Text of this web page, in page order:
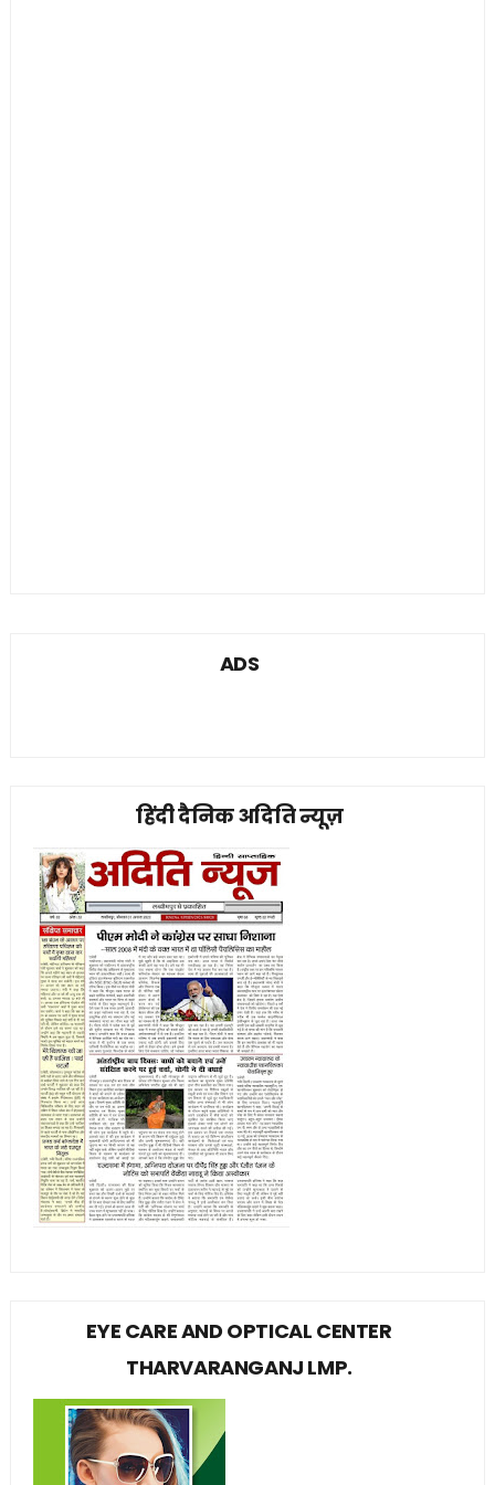
ADS
हिंदी दैनिक अदिति न्यूज़
EYE CARE AND OPTICAL CENTER
THARVARANGANJ LMP.